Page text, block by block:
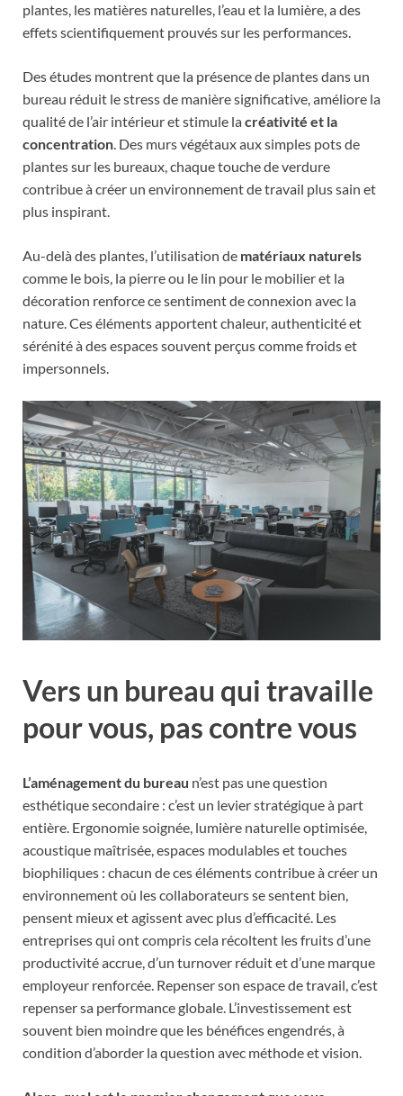
plantes, les matières naturelles, l’eau et la lumière, a des
effets scientifiquement prouvés sur les performances.
Des études montrent que la présence de plantes dans un
bureau réduit le stress de manière significative, améliore la
qualité de l’air intérieur et stimule lacréativité et la
concentration. Des murs végétaux aux simples pots de
plantes sur les bureaux, chaque touche de verdure
contribue à créer un environnement de travail plus sain et
plus inspirant.
Au-delà des plantes, l’utilisation de matériaux naturels
comme le bois, la pierre ou le lin pour le mobilier et la
décoration renforce ce sentiment de connexion avec la
nature. Ces éléments apportent chaleur, authenticité et
sérénité à des espaces souvent perçus comme froids et
impersonnels.
Vers un bureau qui travaille
pour vous, pas contre vous
L’aménagement du bureau n’est pas une question
esthétique secondaire : c’est un levier stratégique à part
entière. Ergonomie soignée, lumière naturelle optimisée,
acoustique maîtrisée, espaces modulables et touches
biophiliques : chacun de ces éléments contribue à créer un
environnement où les collaborateurs se sentent bien,
pensent mieux et agissent avec plus d’efficacité. Les
entreprises qui ont compris cela récoltent les fruits d’une
productivité accrue, d’un turnover réduit et d’une marque
employeur renforcée. Repenser son espace de travail, c’est
repenser sa performance globale. L’investissement est
souvent bien moindre que les bénéfices engendrés, à
condition d’aborder la question avec méthode et vision.